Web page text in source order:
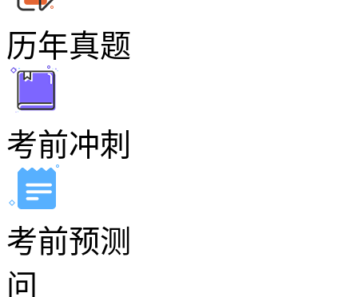
历年真题
考前冲刺
考前预测
问